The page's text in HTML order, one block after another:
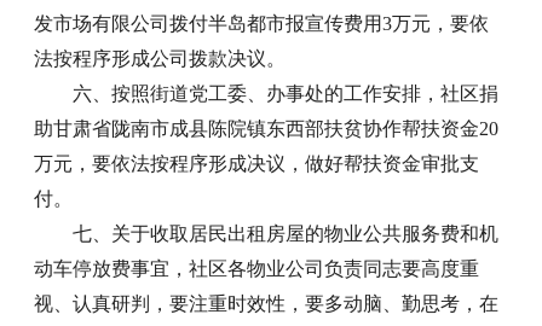
发市场有限公司拨付半岛都市报宣传费用3万元，要依
法按程序形成公司拨款决议。
六、按照街道党工委、办事处的工作安排，社区捐
助甘肃省陇南市成县陈院镇东西部扶贫协作帮扶资金20
万元，要依法按程序形成决议，做好帮扶资金审批支
付。
七、关于收取居民出租房屋的物业公共服务费和机
动车停放费事宜，社区各物业公司负责同志要高度重
视、认真研判，要注重时效性，要多动脑、勤思考，在